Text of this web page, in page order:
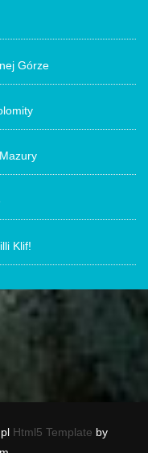
Górze
Klif!
Html5 Template by